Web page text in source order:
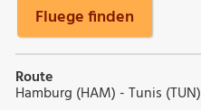
Fluege finden
Route
Hamburg (HAM) - Tunis (TUN)